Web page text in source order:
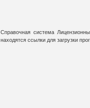
Справочная система
находятся ссылки для загрузки